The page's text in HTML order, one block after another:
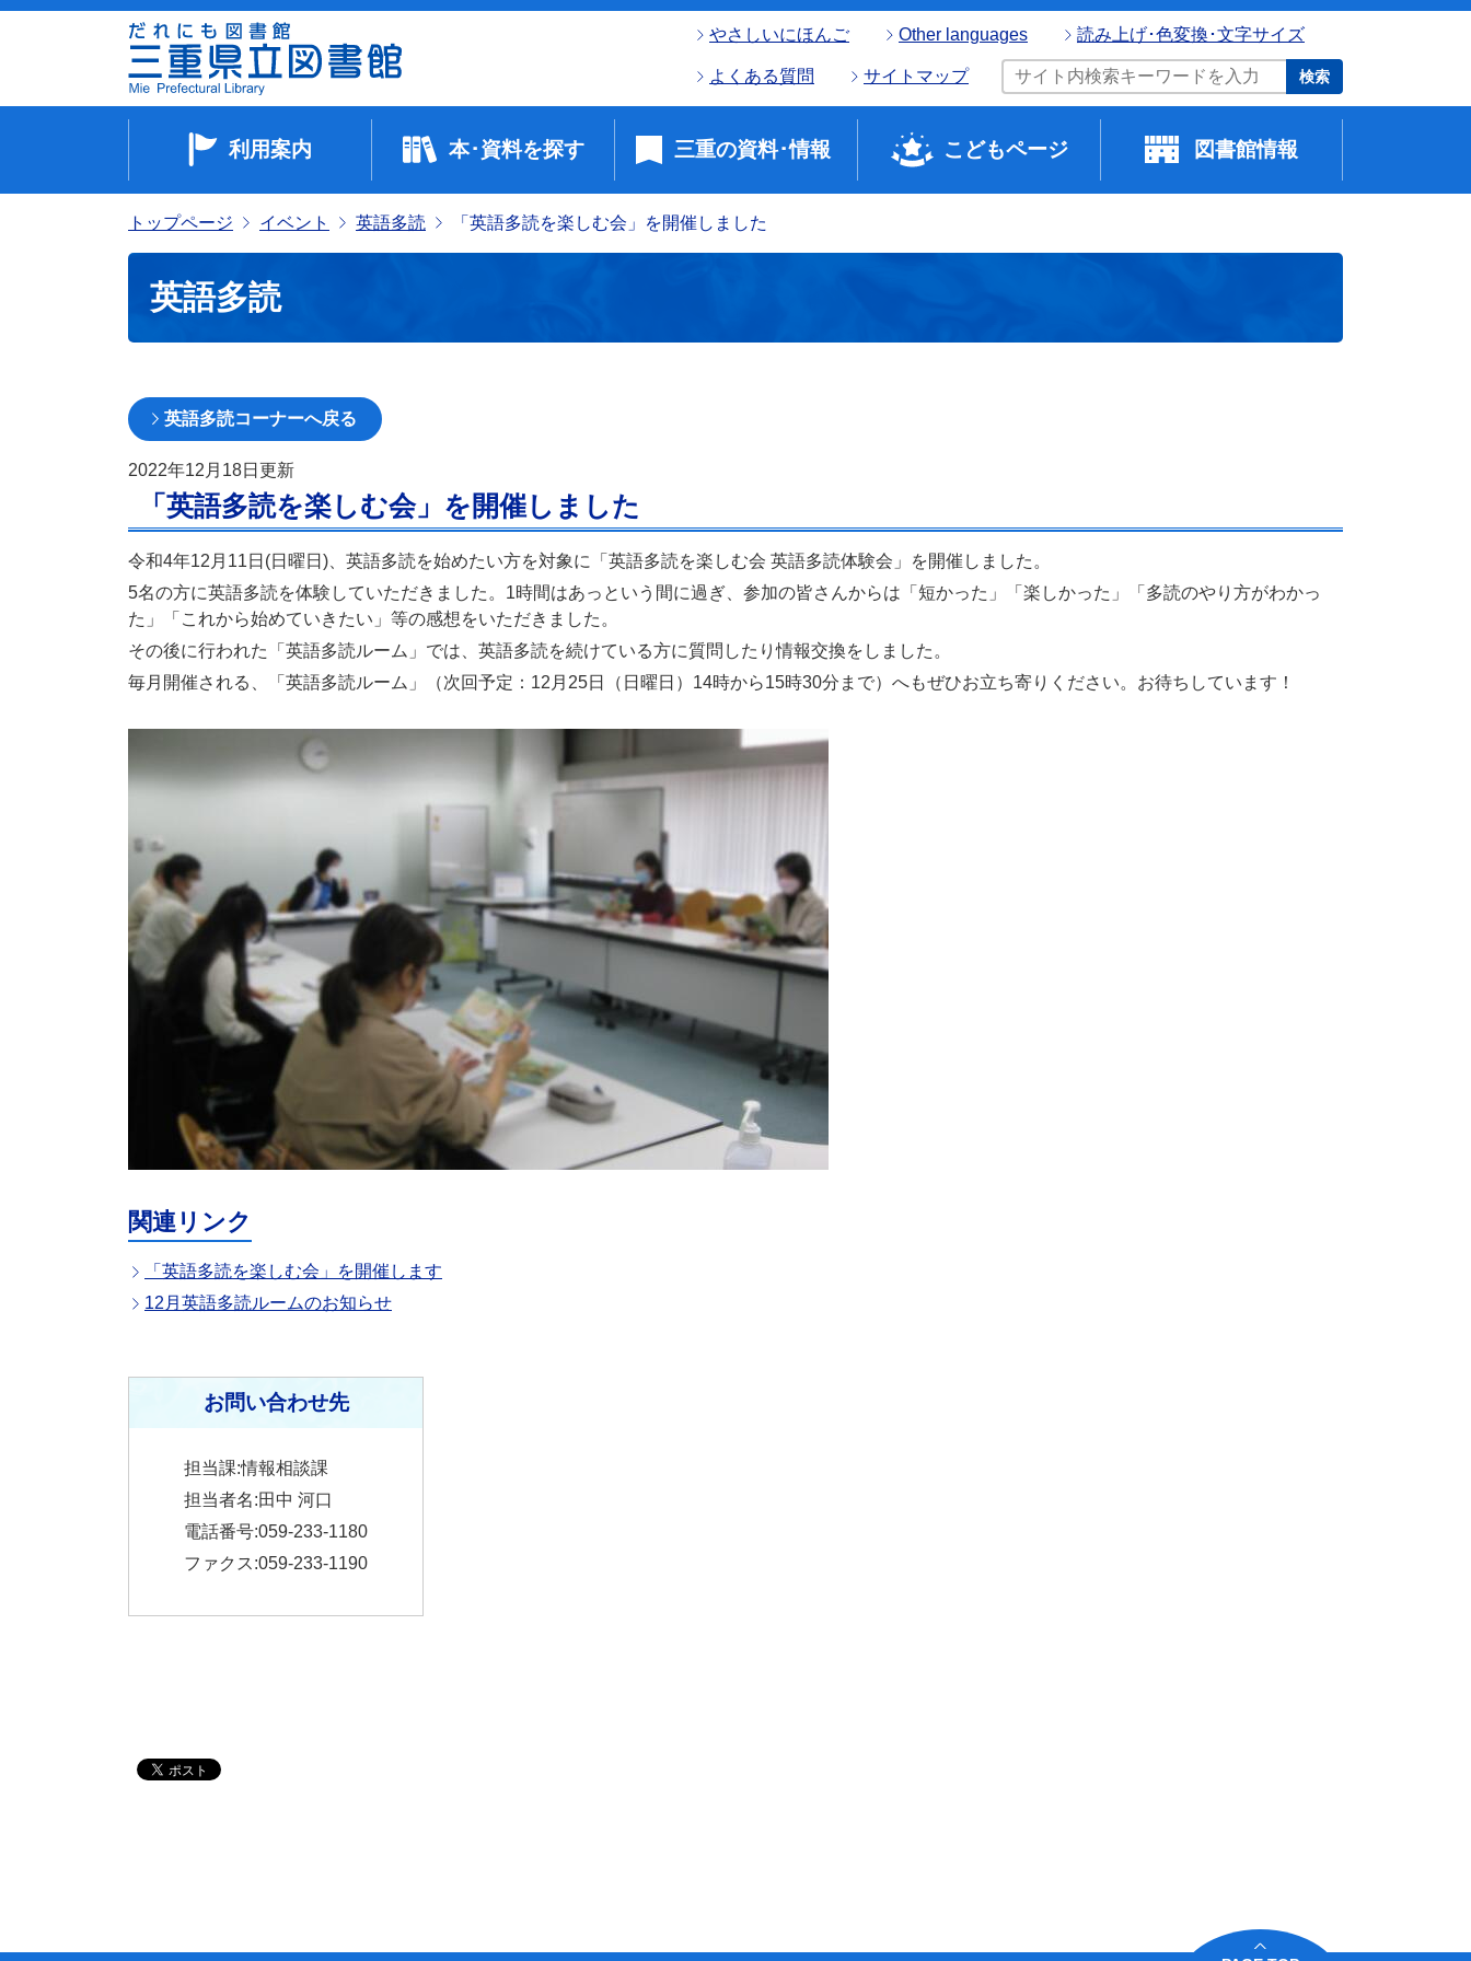
やさしいにほんご Other languages 読み上げ･色変換･文字サイズ
よくある質問 サイトマップ 検索
利用案内 本･資料を探す 三重の資料･情報 こどもページ 図書館情報
トップページ イベント 英語多読 「英語多読を楽しむ会」を開催しました
英語多読
英語多読コーナーへ戻る
2022年12月18日 更新
「英語多読を楽しむ会」を開催しました
令和4年12月11日(日曜日)、英語多読を始めたい方を対象に「英語多読を楽しむ会 英語多読体験会」を開催しました。
5名の方に英語多読を体験していただきました。1時間はあっという間に過ぎ、参加の皆さんからは「短かった」「楽しかった」「多読のやり方がわかっ
た」「これから始めていきたい」等の感想をいただきました。
その後に行われた「英語多読ルーム」では、英語多読を続けている方に質問したり情報交換をしました。
毎月開催される、「英語多読ルーム」（次回予定：12月25日（日曜日）14時から15時30分まで）へもぜひお立ち寄りください。お待ちしています！
関連リンク
「英語多読を楽しむ会」を開催します
12月英語多読ルームのお知らせ
お問い合わせ先
担当課:情報相談課
担当者名:田中 河口
電話番号:059-233-1180
ファクス:059-233-1190